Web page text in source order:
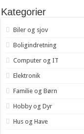
Kategorier
Biler og sjov
Boligindretning
Computer og IT
Elektronik
Familie og Børn
Hobby og Dyr
Hus og Have